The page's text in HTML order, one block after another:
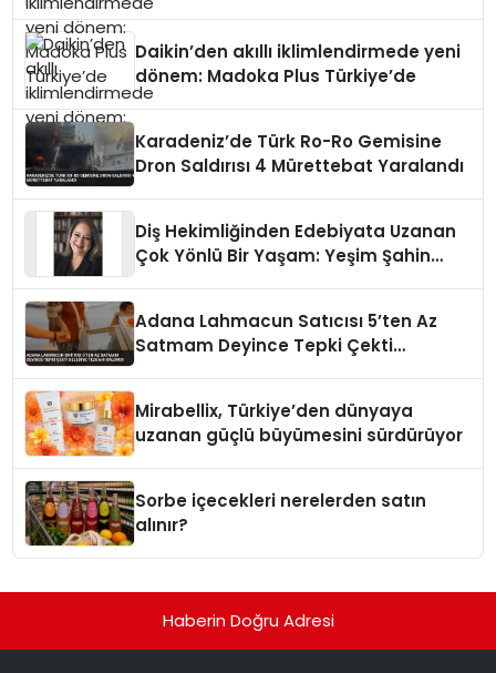
Daikin’den akıllı iklimlendirmede yeni
dönem: Madoka Plus Türkiye’de
Karadeniz’de Türk Ro-Ro Gemisine
Dron Saldırısı 4 Mürettebat Yaralandı
Diş Hekimliğinden Edebiyata Uzanan
Çok Yönlü Bir Yaşam: Yeşim Şahin
Adana Lahmacun Satıcısı 5’ten Az
Satmam Deyince Tepki Çekti
Mirabellix, Türkiye’den dünyaya
uzanan güçlü büyümesini sürdürüyor
Sorbe içecekleri nerelerden satın
alınır?
Haberin Doğru Adresi